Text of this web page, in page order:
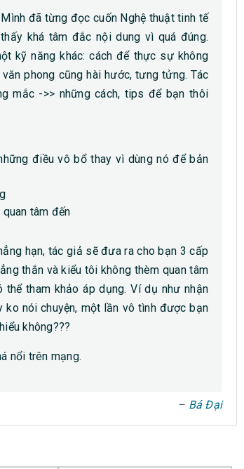
đã từng đọc cuốn Nghệ thuật tinh tế
khá tâm đắc nội dung vì quá đúng.
kỹ năng khác: cách để thực sự không
phong cũng hài hước, tưng tửng. Tác
mắc ->> những cách, tips để bạn thôi
điều vô bổ thay vì dùng nó để bản
tâm đến
hạn, tác giả sẽ đưa ra cho bạn 3 cấp
thắn và kiểu tôi không thèm quan tâm
tham khảo áp dụng. Ví dụ như nhận
nói chuyện, một lần vô tình được bạn
không???
nổi trên mạng.
– ‎ Bá Đại